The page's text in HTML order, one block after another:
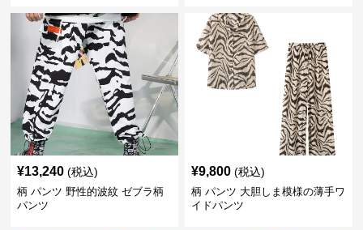
¥13,240 (税込)
柄 パンツ 野性的波紋 ゼブラ柄
パンツ
¥9,800 (税込)
柄 パンツ 大胆しま模様の薄手ワ
イドパンツ